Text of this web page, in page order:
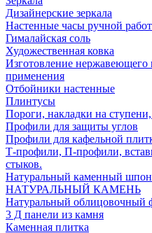
Дизайнерские зеркала
Настенные часы ручной
Гималайская соль
Художественная ковка
Изготовление нержавеющего
применения
Отбойники настенные
Плинтусы
Пороги, накладки на
Профили для защиты углов
Профили для кафельной
Т-профили, П-профили,
стыков.
Натуральный каменный шпон
НАТУРАЛЬНЫЙ КАМЕНЬ
Натуральный облицовочный
3 Д панели из камня
Каменная плитка